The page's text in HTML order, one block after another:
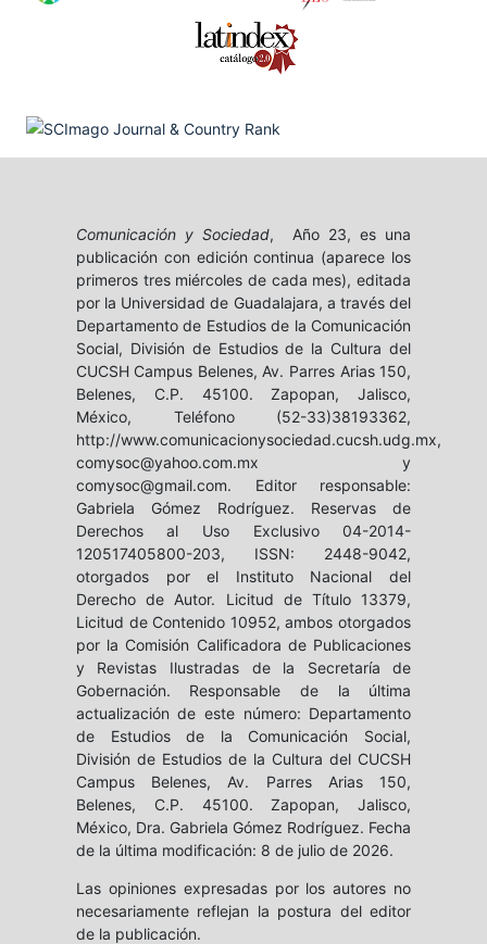
Comunicación y Sociedad, Año 23, es una
publicación con edición continua (aparece los
primeros tres miércoles de cada mes), editada
por la Universidad de Guadalajara, a través del
Departamento de Estudios de la Comunicación
Social, División de Estudios de la Cultura del
CUCSH Campus Belenes, Av. Parres Arias 150,
Belenes, C.P. 45100. Zapopan, Jalisco,
México, Teléfono (52-33)38193362,
http://www.comunicacionysociedad.cucsh.udg.mx,
comysoc@yahoo.com.mx y
comysoc@gmail.com. Editor responsable:
Gabriela Gómez Rodríguez. Reservas de
Derechos al Uso Exclusivo 04-2014-
120517405800-203, ISSN: 2448-9042,
otorgados por el Instituto Nacional del
Derecho de Autor. Licitud de Título 13379,
Licitud de Contenido 10952, ambos otorgados
por la Comisión Calificadora de Publicaciones
y Revistas Ilustradas de la Secretaría de
Gobernación. Responsable de la última
actualización de este número: Departamento
de Estudios de la Comunicación Social,
División de Estudios de la Cultura del CUCSH
Campus Belenes, Av. Parres Arias 150,
Belenes, C.P. 45100. Zapopan, Jalisco,
México, Dra. Gabriela Gómez Rodríguez. Fecha
de la última modificación: 8 de julio de 2026.
Las opiniones expresadas por los autores no
necesariamente reflejan la postura del editor
de la publicación.